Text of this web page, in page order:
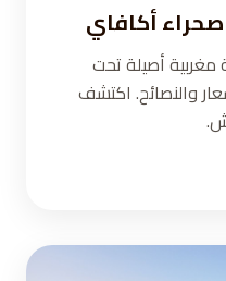
أكافاي
أصيلة تحت
والنصائح. اكتشف